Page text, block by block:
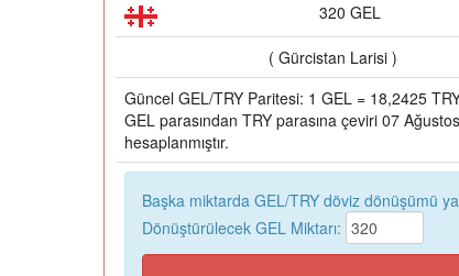
320 GEL
( Gürcistan Larisi )
Güncel GEL/TRY Paritesi: 1 GEL = 18,2425
GEL parasından TRY parasına çeviri 07
hesaplanmıştır.
Başka miktarda GEL/TRY döviz dönüşümü
Dönüştürülecek GEL Miktarı: